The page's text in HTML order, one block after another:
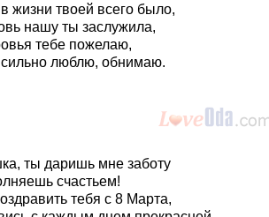
жизни твоей всего было,
нашу ты заслужила,
тебе пожелаю,
люблю, обнимаю.
ты даришь мне заботу
счастьем!
тебя с 8 Марта,